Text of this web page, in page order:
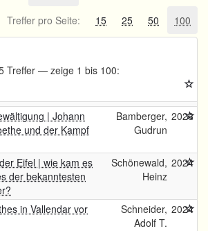
Treffer pro Seite:
15 25 50 100
Treffer — zeige 1 bis 100:
| Johann
und der Kampf
Bamberger,
Gudrun
2026
Eifel | wie kam es
der bekanntesten
Schönewald,
Heinz
2024
in Vallendar vor
Schneider,
Adolf T.
2024